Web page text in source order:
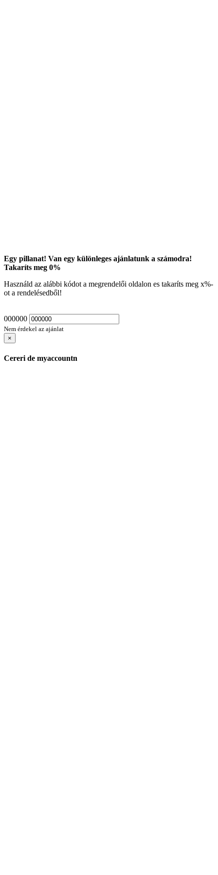
Egy pillanat! Van egy különleges ajánlatunk a számodra!
Takaríts meg 0%
Használd az alábbi kódot a megrendelői oldalon es takaríts meg x%-
ot a rendelésedből!
000000
Nem érdekel az ajánlat
×
Cereri de myaccountn